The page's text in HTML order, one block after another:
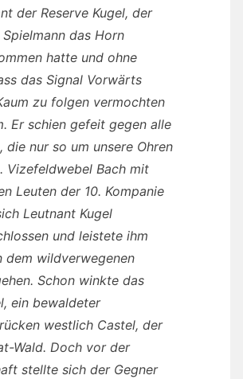
der Reserve Kugel, der
das Horn
hatte und ohne
das Signal Vorwärts
zu folgen vermochten
Er schien gefeit gegen alle
die nur so um unsere Ohren
Vizefeldwebel Bach mit
Leuten der 10. Kompanie
Leutnant Kugel
und leistete ihm
dem wildverwegenen
Schon winkte das
ein bewaldeter
westlich Castel, der
Wald. Doch vor der
stellte sich der Gegner